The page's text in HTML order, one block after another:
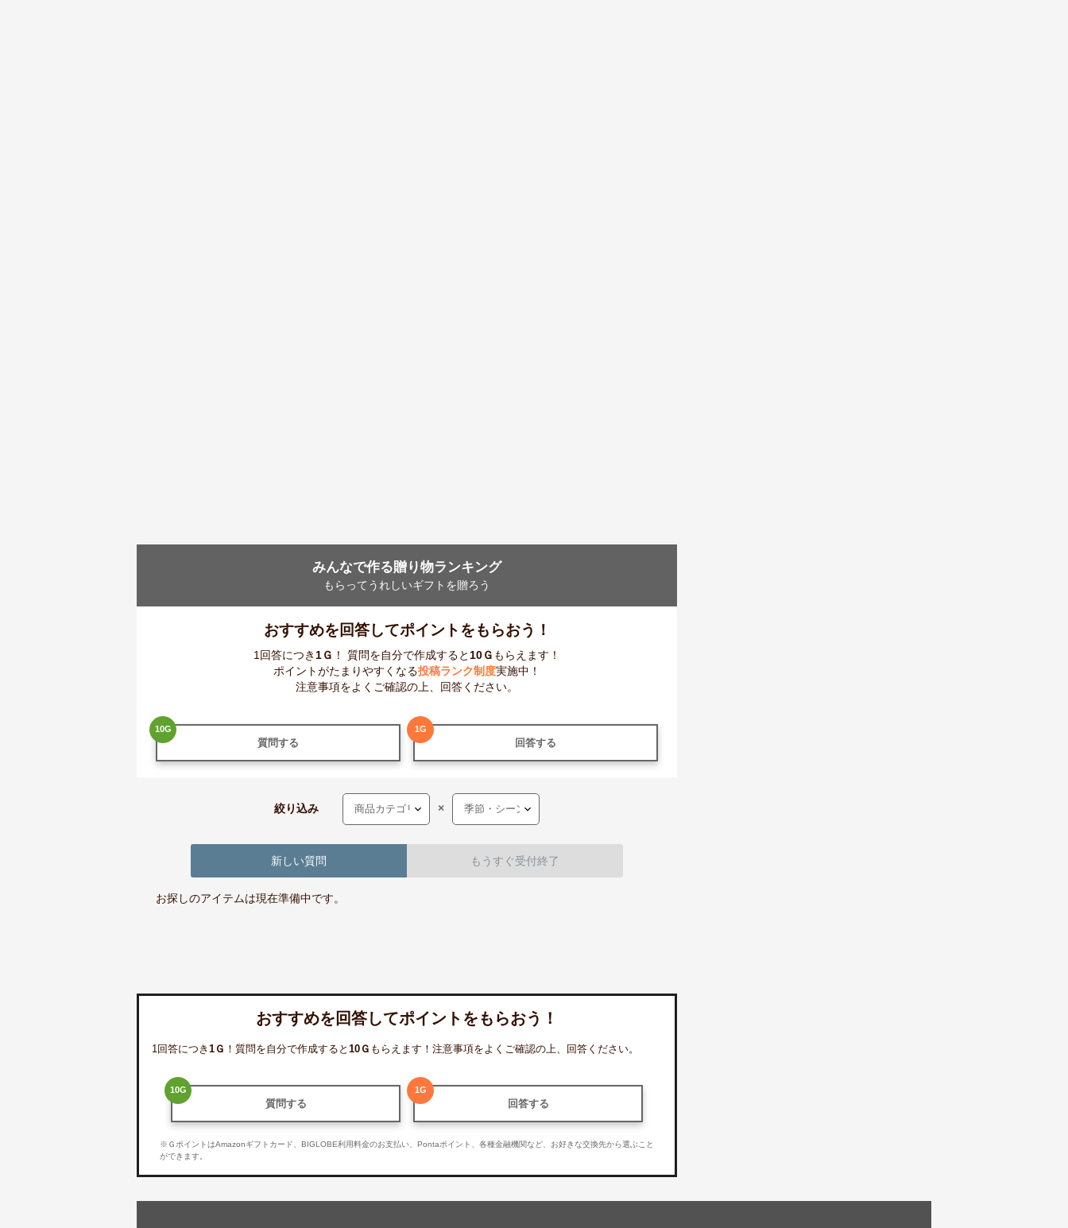
みんなで作る贈り物ランキング
もらってうれしいギフトを贈ろう
おすすめを回答してポイントをもらおう！
1回答につき 1 Ｇ ！ 質問を自分で作成すると 10 Ｇ もらえます！
ポイントがたまりやすくなる投稿ランク制度実施中！
注意事項をよくご確認の上、回答ください。
10G
質問する
1G
回答する
絞り込み ×
新しい質問 もうすぐ受付終了
お探しのアイテムは現在準備中です。
おすすめを回答してポイントをもらおう！
1回答につき 1 Ｇ ！質問を自分で作成すると 10 Ｇ もらえます！注意事項をよくご確認の上、回答ください。
10G
質問する
1G
回答する
※ＧポイントはAmazonギフトカード、BIGLOBE利用料金のお支払い、Pontaポイント、各種金融機関など、お好きな交換先から選ぶこと
ができます。